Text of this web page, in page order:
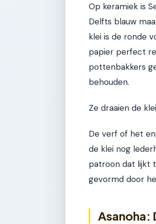
Op keramiek is
Delfts blauw
klei is de ronde
papier perfect
pottenbakkers
behouden.
Ze draaien de
De verf of het
de klei nog
patroon dat lijkt
gevormd door
Asanoha: